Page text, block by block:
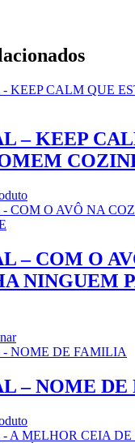
– KEEP
This
product
variants.
The
options
the
page
– COM O
NINGUEM
– NOME